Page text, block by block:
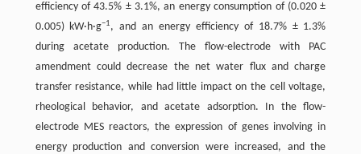
efficiency of 43.5% ± 3.1%, an energy consumption of (0.020 ±
0.005) kW·h·g−1, and an energy efficiency of 18.7% ± 1.3%
during acetate production. The flow-electrode with PAC
amendment could decrease the net water flux and charge
transfer resistance, while had little impact on the cell voltage,
rheological behavior, and acetate adsorption. In the flow-
electrode MES reactors, the expression of genes involving in
energy production and conversion were increased, and the